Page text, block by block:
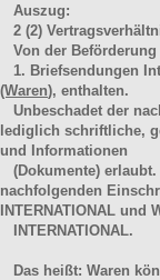
Auszug:
2 (2)
Von der Beförderung
1. Briefsendungen
(Waren), enthalten.
Unbeschadet der
lediglich schriftliche,
und Informationen
(Dokumente) erlaubt.
nachfolgenden
INTERNATIONAL und
INTERNATIONAL.
Das heißt: Waren